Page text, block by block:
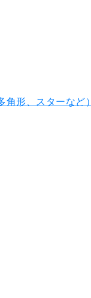
形、スターなど）